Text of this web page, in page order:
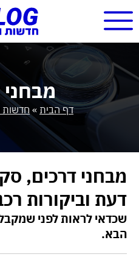
מבחני
דף הבית » חדשות
מבחני דרכים,
דעת וביקורות
שכדאי לראות לפני
הבא.